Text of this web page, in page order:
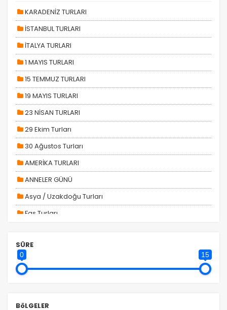
KARADENİZ TURLARI
İSTANBUL TURLARI
İTALYA TURLARI
1 MAYIS TURLARI
15 TEMMUZ TURLARI
19 MAYIS TURLARI
23 NİSAN TURLARI
29 Ekim Turları
30 Ağustos Turları
AMERİKA TURLARI
ANNELER GÜNÜ
Asya / Uzakdoğu Turları
Fas Turları
H. Gap - Doğu Anadolu Turları
H. Karadeniz Turları
SÜRE
0 15
BöLGELER